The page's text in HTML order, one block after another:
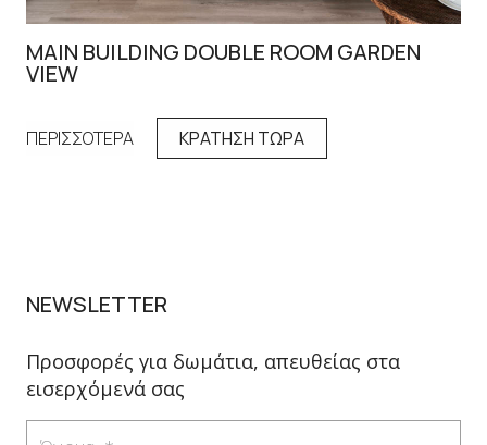
MAIN BUILDING DOUBLE ROOM GARDEN
VIEW
ΠΕΡΙΣΣΟΤΕΡΑ ΚΡΑΤΗΣΗ ΤΩΡΑ
NEWSLETTER
Προσφορές για δωμάτια, απευθείας στα
εισερχόμενά σας